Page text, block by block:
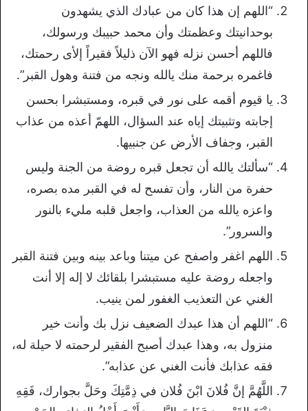
“اللهم إن هذا كان من عبادك الذي يشهدون
بوحدانيتك وعظمتك وأن محمد حبيبك ورسولك،
فاللهم أحسن نزله فهو الآن ذليلاً فقيراً إلأى رحمتك،
فاغمره برحمة منك يالله ونجه من فتنة وهول القبر”.
يا قيوم أقمه على نور في قبره، ومستبشرا بحسن
إجابته وتثبيتك إياه عند السؤال، اللهمّ أعذه من عذاب
القبر، وجفاف الأرض عن جنبيها.
“سألتك يالله أن تجعل قبره روضة من الجنة وليس
حفرة من النار، وأن تفسح له في القبر مده بصره،
واعزه يالله من العذاب، واجعل قلبه مليء بالنور
والسرور”.
اللهم اغفر واصفح عن ميتنا وباعد بينه وبين فتنة القبر
واجعله روضة عليه مستبشرا بلقائك لا إله إلا أنت
الغني عن التعذيب الغفور لمن ينيب.
“اللهم أن هذا عبدك الضعيف نزل بك وأنت خير
منزول به، وهذا عبدك أصبح الفقير لرحمته لا حيلة له،
فقه عذابك فأنت الغني عن عذابه”.
اللَّهُمَّ إنَّ فُلانَ ابْنَ فُلان في ذِمَّتِكَ وحَلَّ بجوارك، فَقِهِ